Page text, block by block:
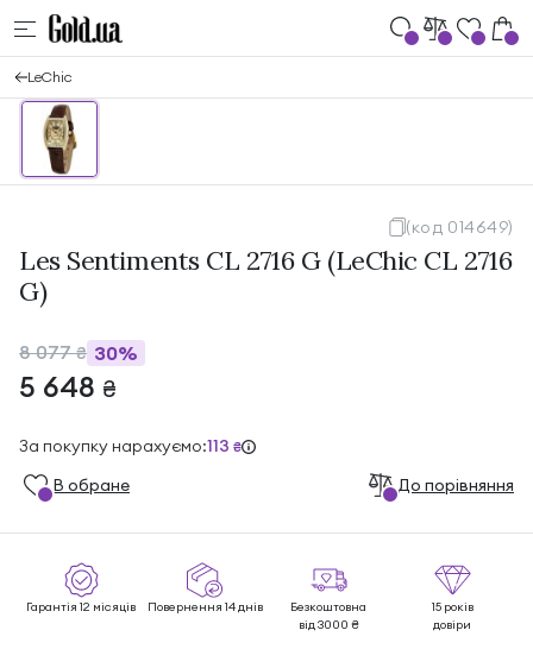
LeChic
(код 014649)
Les Sentiments CL 2716 G (LeChic CL 2716
G)
8 077₴ 30%
5 648 ₴
За покупку нарахуємо:113 ₴
В обране До порівняння
Гарантія 12 місяців Повернення 14 днів
Безкоштовна
від 3000 ₴
15 років
довіри